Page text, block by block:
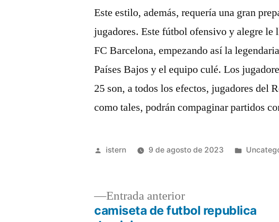
Este estilo, además, requería una gran
jugadores. Este fútbol ofensivo y alegre
FC Barcelona, empezando así la
Países Bajos y el equipo culé. Los
25 son, a todos los efectos, jugadores del
como tales, podrán compaginar partidos
Publicado
istern 9 de agosto de 2023
Entrada anteriorEntrada
anterior:
camiseta de futbol republica